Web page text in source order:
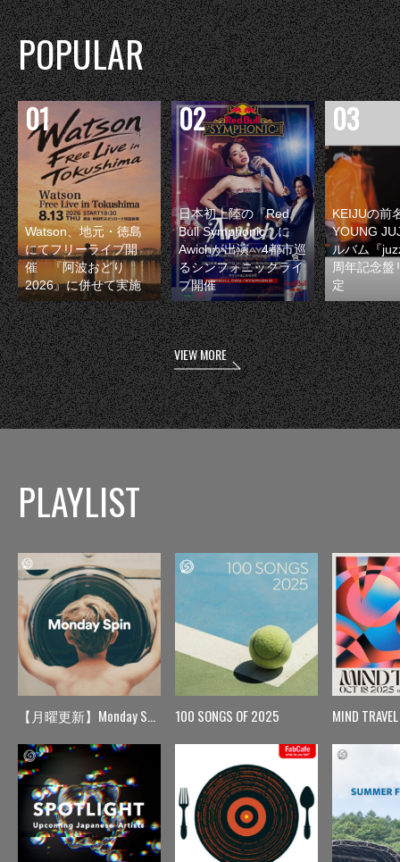
POPULAR
Watson、地元・徳島
にてフリーライブ開
催 『阿波おどり
2026』に併せて実施
日本初上陸の『Red
Bull Symphonic』に
Awichが出演 4都市巡
るシンフォニックライ
ブ開催
KEIJUの前
YOUNG
ルバム『
周年記念盤
定
VIEW MORE
PLAYLIST
【月曜更新】Monday Spin 100 SONGS OF 2025 MIND TRAVEL